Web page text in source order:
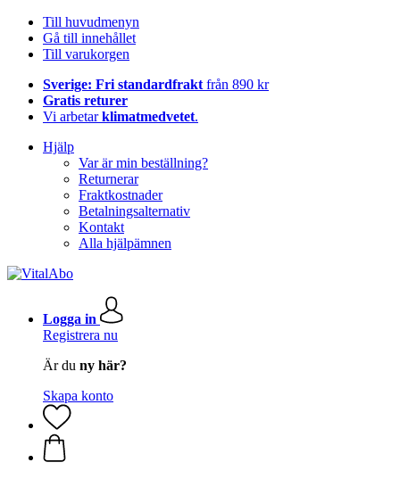
Till huvudmenyn
Gå till innehållet
Till varukorgen
Sverige: Fri standardfrakt från 890 kr
Gratis returer
Vi arbetarklimatmedvetet.
Hjälp
Var är min beställning?
Returnerar
Fraktkostnader
Betalningsalternativ
Kontakt
Alla hjälpämnen
Logga in
Registrera nu
Är du ny här?
Skapa konto